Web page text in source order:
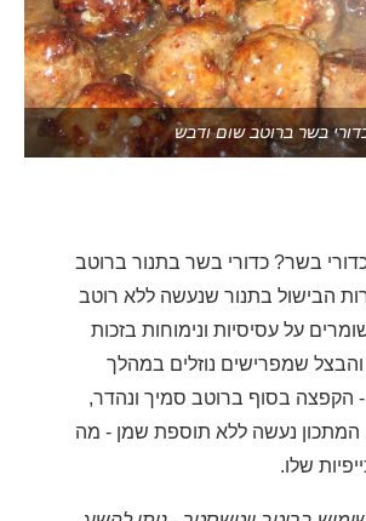
בשר ברוטב שום ודבש
בשר? כדורי בשר בתנור ברוטב
הבישול בתנור שנעשה ללא רוטב
על עסיסיות ונימוחות בזכות
שמפרישים נוזלים במהלך
- הקפצה בסוף ברוטב סמיך ונהדר,
המתכון נעשה ללא תוספת שמן - מה
שלו.